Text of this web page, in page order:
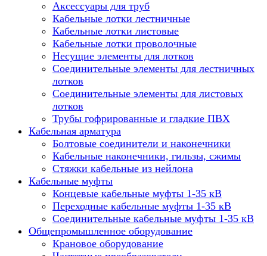
Аксессуары для труб
Кабельные лотки лестничные
Кабельные лотки листовые
Кабельные лотки проволочные
Несущие элементы для лотков
Соединительные элементы для лестничных
лотков
Соединительные элементы для листовых
лотков
Трубы гофрированные и гладкие ПВХ
Кабельная арматура
Болтовые соединители и наконечники
Кабельные наконечники, гильзы, сжимы
Стяжки кабельные из нейлона
Кабельные муфты
Концевые кабельные муфты 1-35 кВ
Переходные кабельные муфты 1-35 кВ
Соединительные кабельные муфты 1-35 кВ
Общепромышленное оборудование
Крановое оборудование